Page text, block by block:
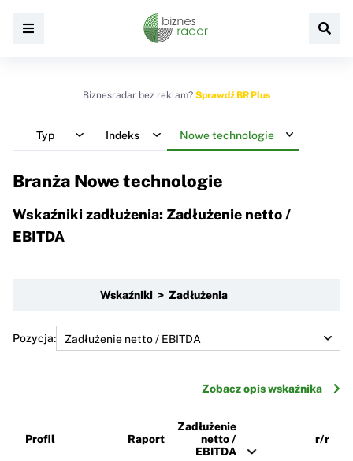
Biznesradar bez reklam? Sprawdź BR Plus
Typ Indeks Nowe technologie
Branża Nowe technologie
Wskaźniki zadłużenia: Zadłużenie netto /
EBITDA
Wskaźniki > Zadłużenia
Pozycja:
Zobacz opis wskaźnika
Profil Raport
Zadłużenie
netto /
EBITDA
r/r